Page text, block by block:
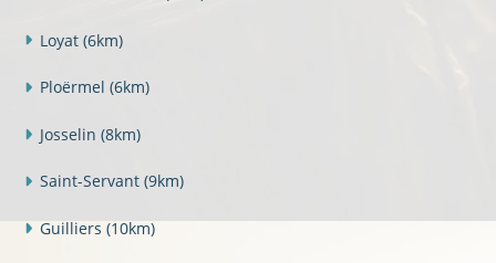
Loyat (6km)
Ploërmel (6km)
Josselin (8km)
Saint-Servant (9km)
Guilliers (10km)